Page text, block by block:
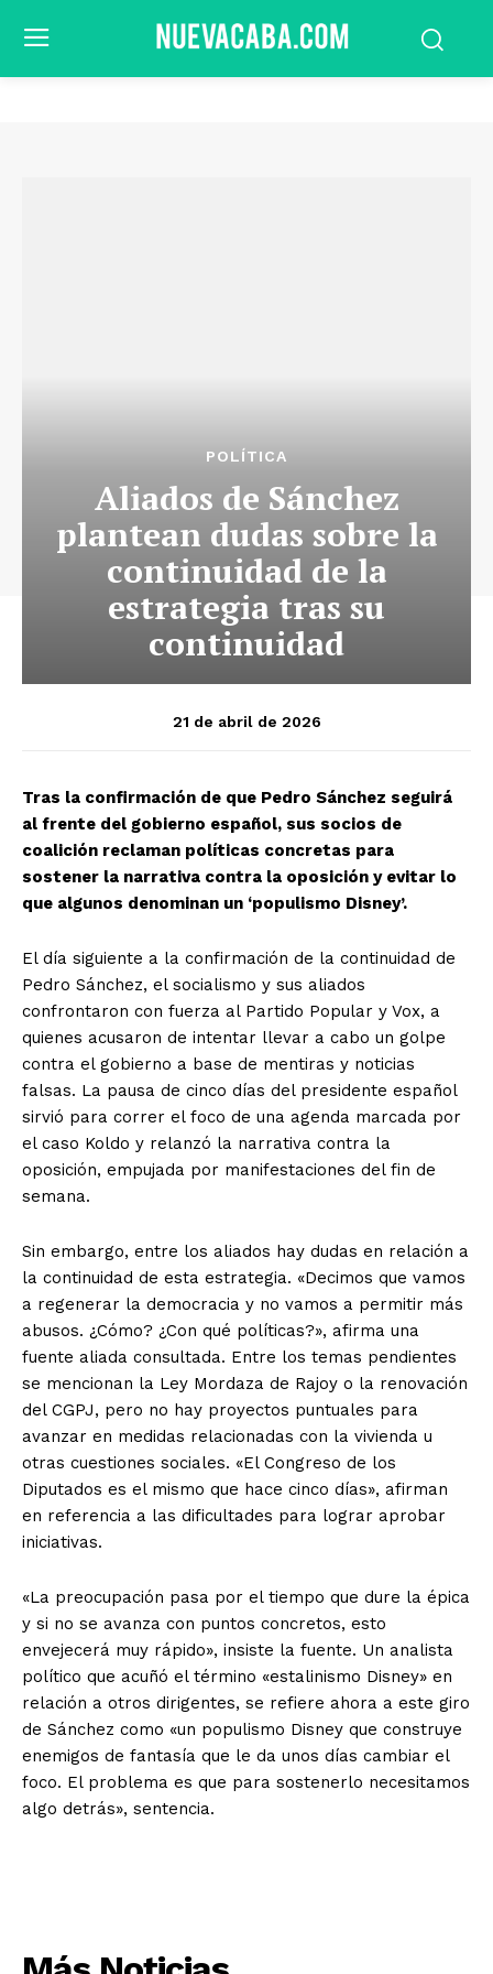
POLÍTICA
Aliados de Sánchez
plantean dudas sobre la
continuidad de la
estrategia tras su
continuidad
21 de abril de 2026
Tras la confirmación de que Pedro Sánchez seguirá
al frente del gobierno español, sus socios de
coalición reclaman políticas concretas para
sostener la narrativa contra la oposición y evitar lo
que algunos denominan un ‘populismo Disney’.
El día siguiente a la confirmación de la continuidad de
Pedro Sánchez, el socialismo y sus aliados
confrontaron con fuerza al Partido Popular y Vox, a
quienes acusaron de intentar llevar a cabo un golpe
contra el gobierno a base de mentiras y noticias
falsas. La pausa de cinco días del presidente español
sirvió para correr el foco de una agenda marcada por
el caso Koldo y relanzó la narrativa contra la
oposición, empujada por manifestaciones del fin de
semana.
Sin embargo, entre los aliados hay dudas en relación a
la continuidad de esta estrategia. «Decimos que vamos
a regenerar la democracia y no vamos a permitir más
abusos. ¿Cómo? ¿Con qué políticas?», afirma una
fuente aliada consultada. Entre los temas pendientes
se mencionan la Ley Mordaza de Rajoy o la renovación
del CGPJ, pero no hay proyectos puntuales para
avanzar en medidas relacionadas con la vivienda u
otras cuestiones sociales. «El Congreso de los
Diputados es el mismo que hace cinco días», afirman
en referencia a las dificultades para lograr aprobar
iniciativas.
«La preocupación pasa por el tiempo que dure la épica
y si no se avanza con puntos concretos, esto
envejecerá muy rápido», insiste la fuente. Un analista
político que acuñó el término «estalinismo Disney» en
relación a otros dirigentes, se refiere ahora a este giro
de Sánchez como «un populismo Disney que construye
enemigos de fantasía que le da unos días cambiar el
foco. El problema es que para sostenerlo necesitamos
algo detrás», sentencia.